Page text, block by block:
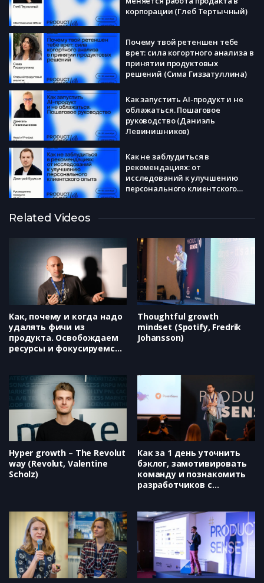
корпорации (Глеб Тертычный)
Почему твой ретеншен тебе
врет: сила когортного анализа в
принятии продуктовых
решений (Сима Гиззатуллина)
Как запустить AI-продукт и не
облажаться. Пошаговое
руководство (Даниэль
Левинишников)
Как не заблудиться в
рекомендациях: от
исследований к улучшению
персонального клиентского
(Анастасия Невесенко)
Создаем стратегию укрепления
лидерства в условиях
штормящего рынка и высокой
конкуренции (Сергей Гридчин)
Related Videos
Как, почему и когда надо
удалять фичи из
продукта. Освобождаем
ресурсы и фокусируемся
Thoughtful growth
mindset (Spotify, Fredrik
Johansson)
Hyper growth – The Revolut
way (Revolut, Valentine
Scholz)
Как за 1 день уточнить
бэклог, замотивировать
команду и познакомить
разработчиков с